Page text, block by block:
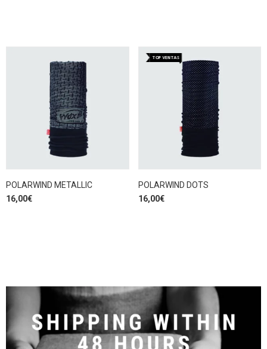
POLARWIND METALLIC
16,00€
TOP VENTAS
POLARWIND DOTS
16,00€